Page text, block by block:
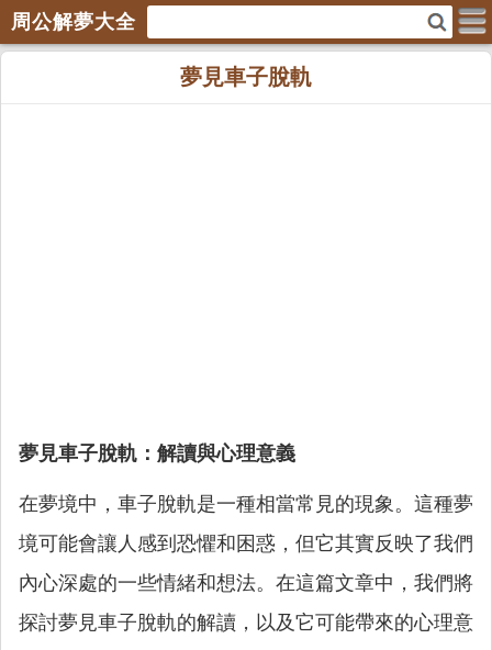
周公解夢大全
夢見車子脫軌
夢見車子脫軌：解讀與心理意義
在夢境中，車子脫軌是一種相當常見的現象。這種夢
境可能會讓人感到恐懼和困惑，但它其實反映了我們
內心深處的一些情緒和想法。在這篇文章中，我們將
探討夢見車子脫軌的解讀，以及它可能帶來的心理意